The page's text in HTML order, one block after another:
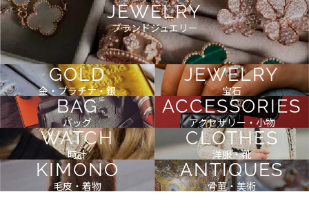
JEWELRY
ブランドジュエリー
GOLD
金・プラチナ・銀
JEWELRY
宝石
BAG
バッグ
ACCESSORIES
アクセサリー・小物
WATCH
時計
CLOTHES
洋服・靴
KIMONO
毛皮・着物
ANTIQUES
骨董・美術